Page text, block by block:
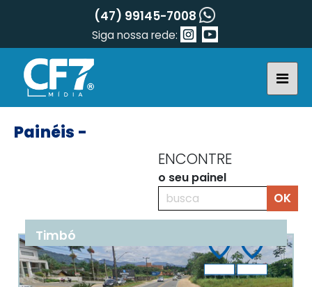
(47) 99145-7008
Siga nossa rede:
Painéis -
ENCONTRE
o seu painel
Timbó